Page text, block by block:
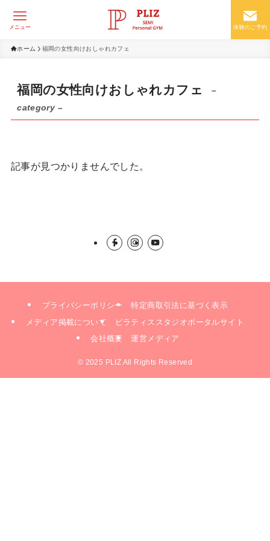
体験のご予約
メニュー
ホーム 福岡の女性向けおしゃれカフェ
福岡の女性向けおしゃれカフェ
–
category –
記事が見つかりませんでした。
プライバシーポリシー
特定商取引法に基づく表示
メディア掲載について
ピラティススタジオポータルサイト
会社概要
運営メディア
© 2025 PLIZ All Rights Reserved